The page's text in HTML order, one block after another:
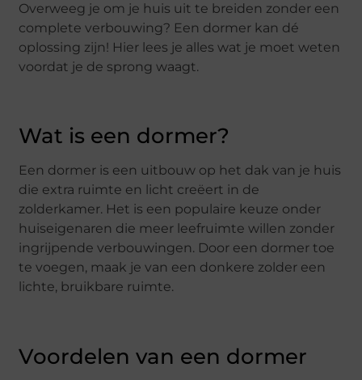
Overweeg je om je huis uit te breiden zonder een
complete verbouwing? Een dormer kan dé
oplossing zijn! Hier lees je alles wat je moet weten
voordat je de sprong waagt.
Wat is een dormer?
Een dormer is een uitbouw op het dak van je huis
die extra ruimte en licht creëert in de
zolderkamer. Het is een populaire keuze onder
huiseigenaren die meer leefruimte willen zonder
ingrijpende verbouwingen. Door een dormer toe
te voegen, maak je van een donkere zolder een
lichte, bruikbare ruimte.
Voordelen van een dormer